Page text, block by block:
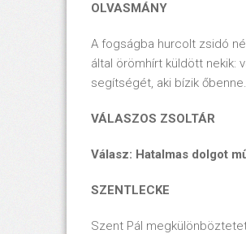
OLVASMÁNY
A fogságba hurcolt zsidó
által örömhírt küldött nekik:
segítségét, aki bízik őbenne.
VÁLASZOS ZSOLTÁR
Válasz: Hatalmas dolgot
SZENTLECKE
Szent Pál